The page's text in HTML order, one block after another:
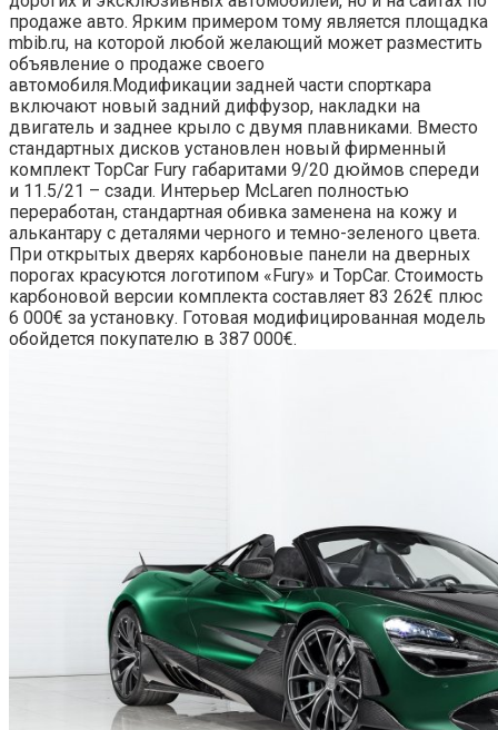
продаже авто. Ярким примером тому является площадка
mbib.ru, на которой любой желающий может разместить
объявление о продаже своего
автомобиля.Модификации задней части спорткара
включают новый задний диффузор, накладки на
двигатель и заднее крыло с двумя плавниками. Вместо
стандартных дисков установлен новый фирменный
комплект TopCar Fury габаритами 9/20 дюймов спереди
и 11.5/21 – сзади. Интерьер McLaren полностью
переработан, стандартная обивка заменена на кожу и
алькантару с деталями черного и темно-зеленого цвета.
При открытых дверях карбоновые панели на дверных
порогах красуются логотипом «Fury» и TopCar. Стоимость
карбоновой версии комплекта составляет 83 262€ плюс
6 000€ за установку. Готовая модифицированная модель
обойдется покупателю в 387 000€.